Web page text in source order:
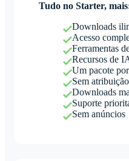
Tudo no Starter,
Downloads
Acesso
Ferramentas
Recursos de
Um pacote
Sem
Downloads
Suporte
Sem anúncios